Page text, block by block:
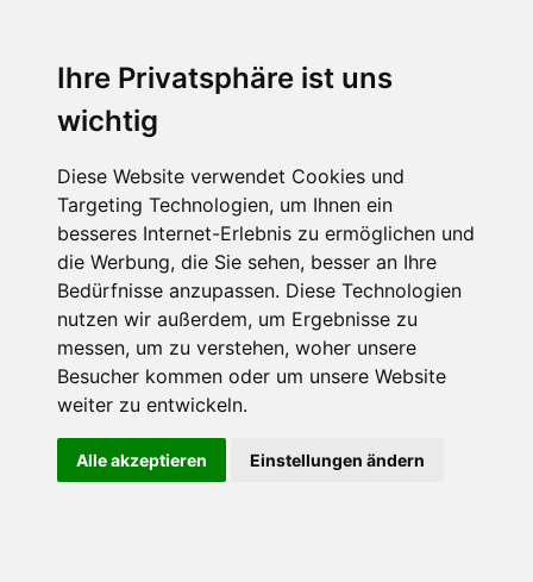
Ihre Privatsphäre ist uns
wichtig
Diese Website verwendet Cookies und
Targeting Technologien, um Ihnen ein
besseres Internet-Erlebnis zu ermöglichen und
die Werbung, die Sie sehen, besser an Ihre
Bedürfnisse anzupassen. Diese Technologien
nutzen wir außerdem, um Ergebnisse zu
messen, um zu verstehen, woher unsere
Besucher kommen oder um unsere Website
weiter zu entwickeln.
Alle akzeptieren Einstellungen ändern